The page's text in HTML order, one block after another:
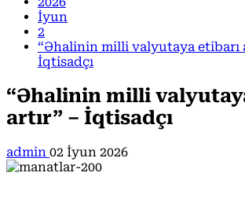
İyun
2
“Əhalinin milli valyutaya etibarı
İqtisadçı
“Əhalinin milli
artır” – İqtisadçı
admin 02 İyun 2026